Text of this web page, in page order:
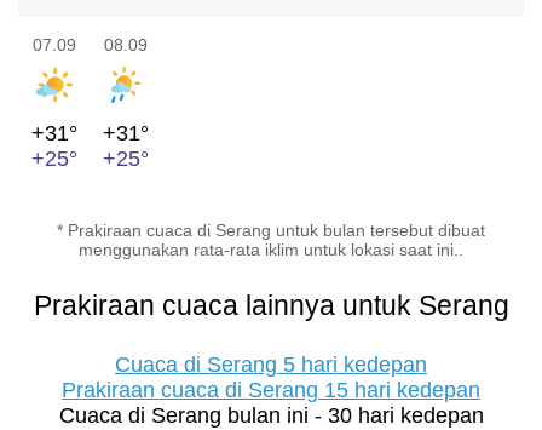
07.09
+31°
+25°
08.09
+31°
+25°
* Prakiraan cuaca di Serang untuk bulan tersebut dibuat
menggunakan rata-rata iklim untuk lokasi saat ini..
Prakiraan cuaca lainnya untuk Serang
Cuaca di Serang 5 hari kedepan
Prakiraan cuaca di Serang 15 hari kedepan
Cuaca di Serang bulan ini - 30 hari kedepan